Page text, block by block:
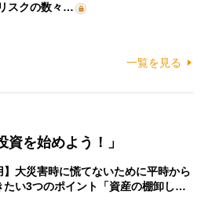
リスクの数々…
一覧を見る
を始めよう！」
】大災害時に慌てないために平時から
たい3つのポイント「資産の棚卸し…